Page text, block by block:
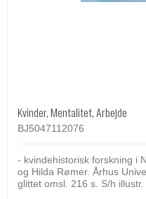
Kvinder, Mentalitet, Arbejde
BJ5047112076
- kvindehistorisk forskning i
og Hilda Rømer. Århus
glittet omsl. 216 s. S/h